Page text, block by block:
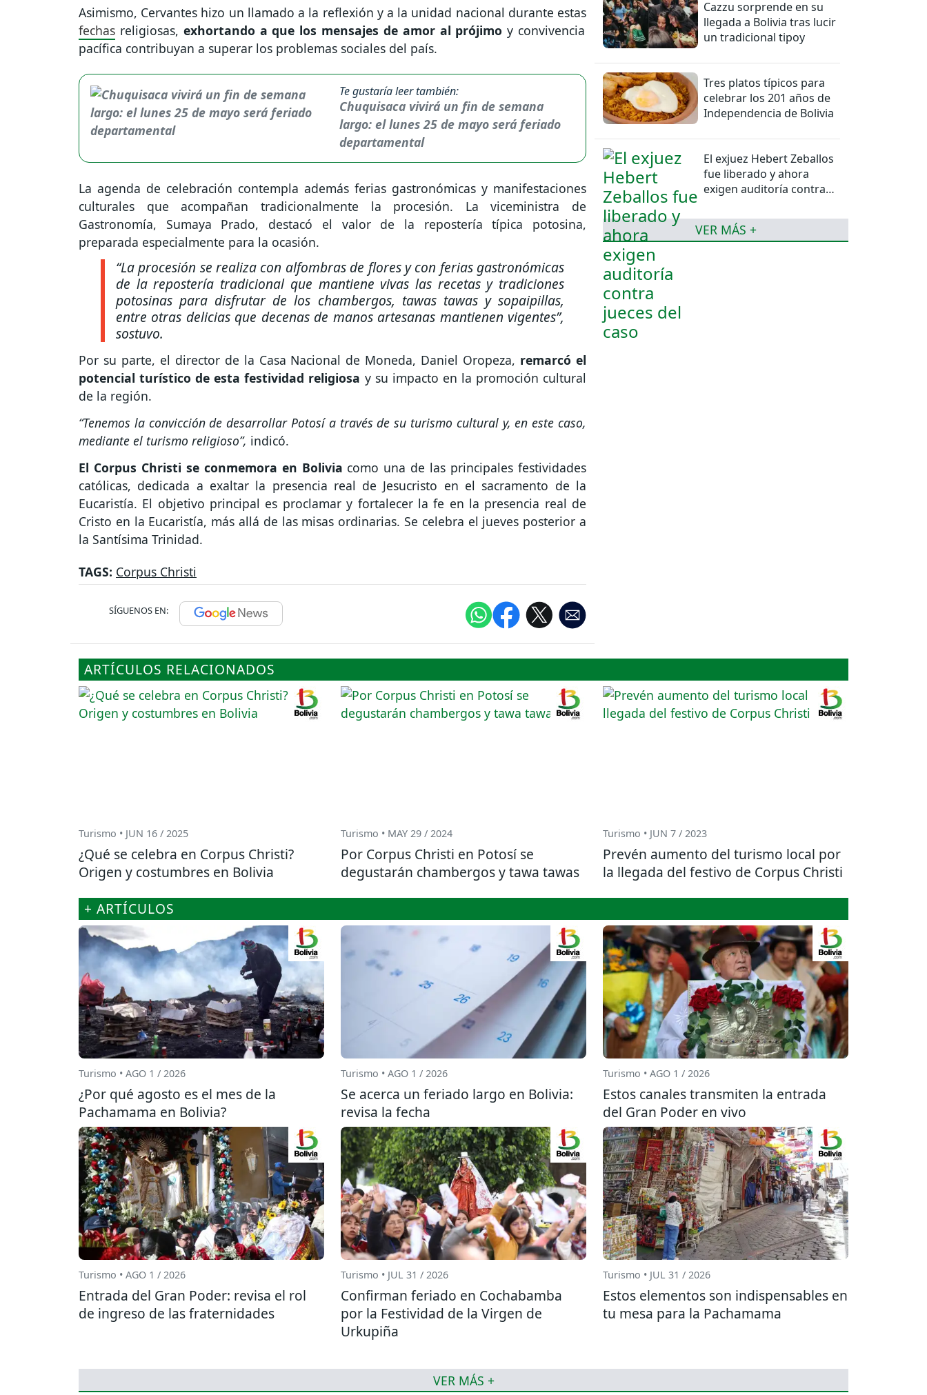
Asimismo, Cervantes hizo un llamado a la reflexión y a la unidad nacional durante estas
fechas religiosas, exhortando a que los mensajes de amor al prójimo y convivencia
pacífica contribuyan a superar los problemas sociales del país.
Te gustaría leer también:
Chuquisaca vivirá un fin de semana
largo: el lunes 25 de mayo será feriado
departamental
La agenda de celebración contempla además ferias gastronómicas y manifestaciones
culturales que acompañan tradicionalmente la procesión. La viceministra de
Gastronomía, Sumaya Prado, destacó el valor de la repostería típica potosina,
preparada especialmente para la ocasión.
“La procesión se realiza con alfombras de flores y con ferias gastronómicas
de la repostería tradicional que mantiene vivas las recetas y tradiciones
potosinas para disfrutar de los chambergos, tawas tawas y sopaipillas,
entre otras delicias que decenas de manos artesanas mantienen vigentes”,
sostuvo.
Por su parte, el director de la Casa Nacional de Moneda, Daniel Oropeza, remarcó el
potencial turístico de esta festividad religiosa y su impacto en la promoción cultural
de la región.
“Tenemos la convicción de desarrollar Potosí a través de su turismo cultural y, en este caso,
mediante el turismo religioso”, indicó.
El Corpus Christi se conmemora en Bolivia como una de las principales festividades
católicas, dedicada a exaltar la presencia real de Jesucristo en el sacramento de la
Eucaristía. El objetivo principal es proclamar y fortalecer la fe en la presencia real de
Cristo en la Eucaristía, más allá de las misas ordinarias. Se celebra el jueves posterior a
la Santísima Trinidad.
TAGS: Corpus Christi
SÍGUENOS EN:
Cazzu sorprende en su
llegada a Bolivia tras lucir
un tradicional tipoy
Tres platos típicos para
celebrar los 201 años de
Independencia de Bolivia
El exjuez Hebert Zeballos
fue liberado y ahora
exigen auditoría contra
VER MÁS +
ARTÍCULOS RELACIONADOS
Turismo • JUN 16 / 2025
¿Qué se celebra en Corpus Christi?
Origen y costumbres en Bolivia
Turismo • MAY 29 / 2024
Por Corpus Christi en Potosí se
degustarán chambergos y tawa tawas
Turismo • JUN 7 / 2023
Prevén aumento del turismo local por
la llegada del festivo de Corpus Christi
+ ARTÍCULOS
Turismo • AGO 1 / 2026
¿Por qué agosto es el mes de la
Pachamama en Bolivia?
Turismo • AGO 1 / 2026
Se acerca un feriado largo en Bolivia:
revisa la fecha
Turismo • AGO 1 / 2026
Estos canales transmiten la entrada
del Gran Poder en vivo
Turismo • AGO 1 / 2026
Entrada del Gran Poder: revisa el rol
de ingreso de las fraternidades
Turismo • JUL 31 / 2026
Confirman feriado en Cochabamba
por la Festividad de la Virgen de
Urkupiña
Turismo • JUL 31 / 2026
Estos elementos son indispensables en
tu mesa para la Pachamama
VER MÁS +